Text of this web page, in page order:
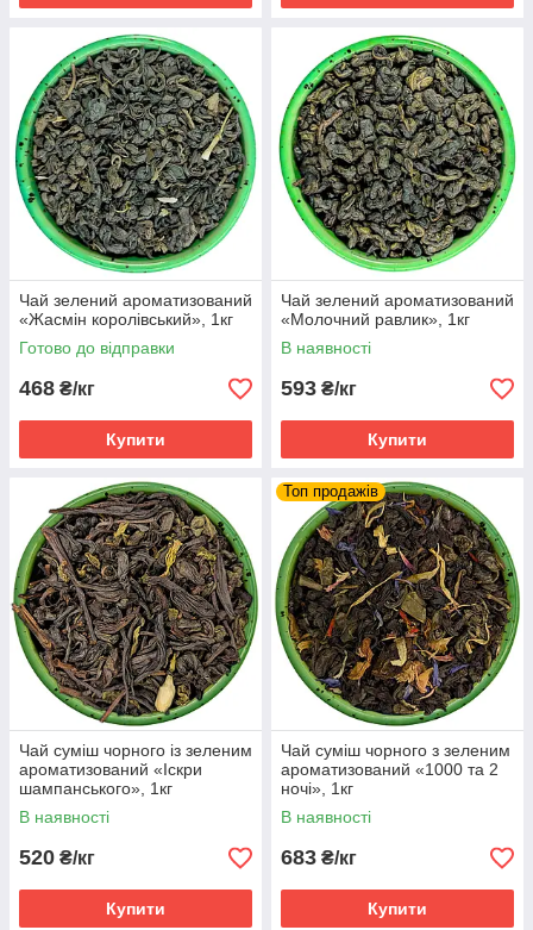
Чай зелений ароматизований
«Жасмін королівський», 1кг
Готово до відправки
468 ₴/кг
Купити
Чай зелений ароматизований
«Молочний равлик», 1кг
В наявності
593 ₴/кг
Купити
Чай суміш чорного із зеленим
ароматизований «Іскри
шампанського», 1кг
В наявності
520 ₴/кг
Купити
Топ продажів
Чай суміш чорного з зеленим
ароматизований «1000 та 2
ночі», 1кг
В наявності
683 ₴/кг
Купити